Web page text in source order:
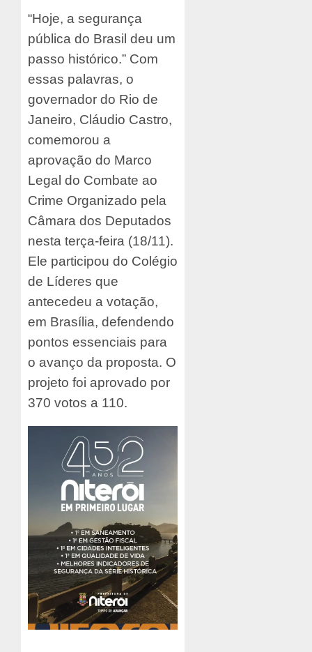
“Hoje, a segurança
pública do Brasil deu um
passo histórico.” Com
essas palavras, o
governador do Rio de
Janeiro, Cláudio Castro,
comemorou a
aprovação do Marco
Legal do Combate ao
Crime Organizado pela
Câmara dos Deputados
nesta terça-feira (18/11).
Ele participou do Colégio
de Líderes que
antecedeu a votação,
em Brasília, defendendo
pontos essenciais para
o avanço da proposta. O
projeto foi aprovado por
370 votos a 110.